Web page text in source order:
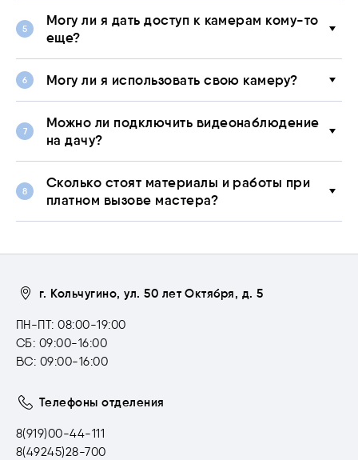
Могу ли я дать доступ к камерам кому-то
еще?
Могу ли я использовать свою камеру?
Можно ли подключить видеонаблюдение
на дачу?
Сколько стоят материалы и работы при
платном вызове мастера?
г. Кольчугино, ул. 50 лет Октября, д. 5
ПН-ПТ: 08:00-19:00
СБ: 09:00-16:00
ВС: 09:00-16:00
Телефоны отделения
8(919)00-44-111
8(49245)28-700